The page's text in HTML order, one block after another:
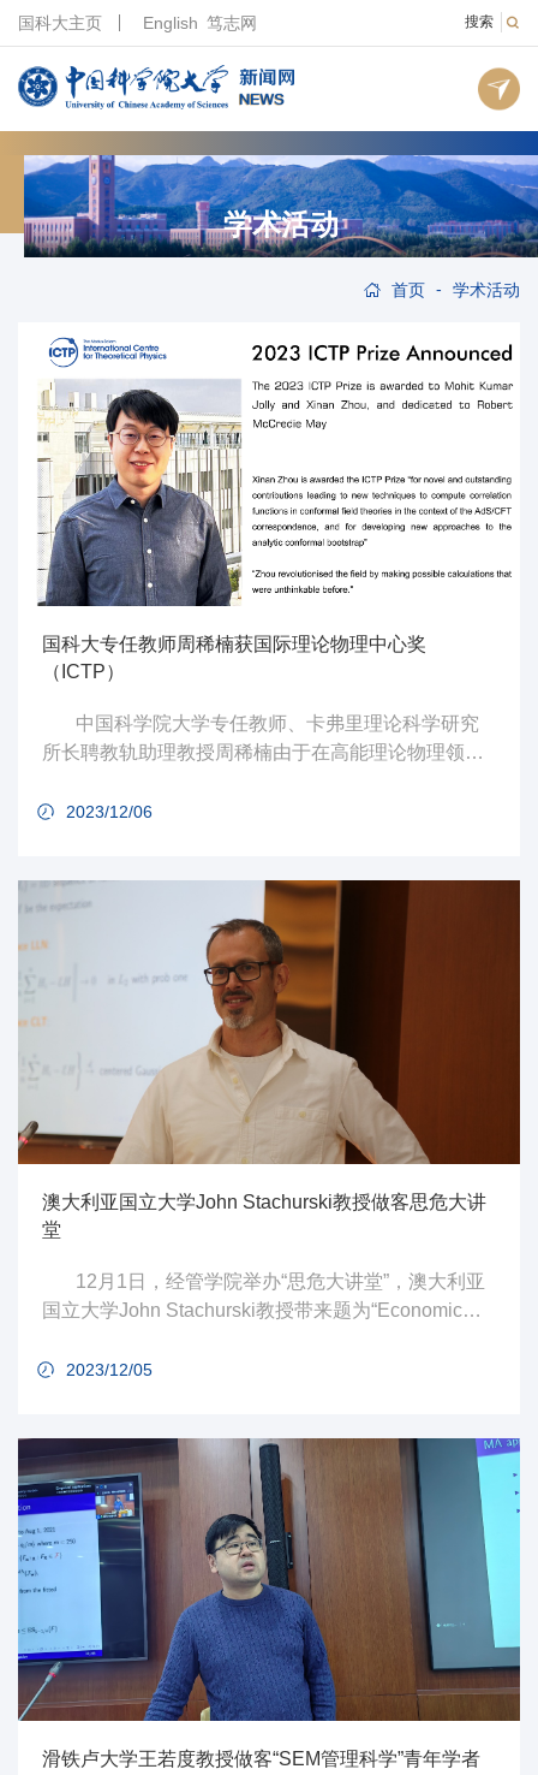
搜索
国科大主页 English 笃志网
学术活动
首页 - 学术活动
国科大专任教师周稀楠获国际理论物理中心奖
（ICTP）
所长聘教轨助理教授周稀楠由于在高能理论物理领域
Prize）。
2023/12/06
澳大利亚国立大学John Stachurski教授做客思危大讲
堂
国立大学John Stachurski教授带来题为“Economic
2023/12/05
滑铁卢大学王若度教授做客“SEM管理科学”青年学者